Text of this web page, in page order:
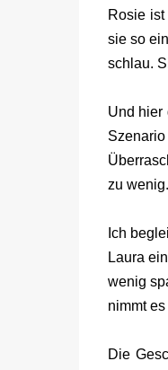
Rosie
sie so
schlau.
Und hier
zu
Ich
Laura
wenig
nimmt
Die